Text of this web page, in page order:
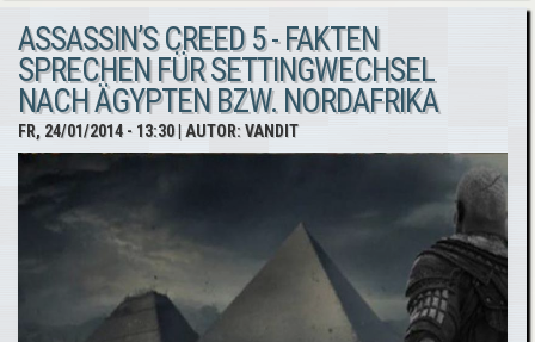
Black
Flag -
Version
Platz 1
ASSASSIN’S CREED 5 - FAKTEN
SPRECHEN FÜR SETTINGWECHSEL
NACH ÄGYPTEN BZW. NORDAFRIKA
FR, 24/01/2014 - 13:30| AUTOR:VANDIT